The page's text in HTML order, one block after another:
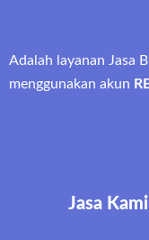
Adalah layanan Jasa
menggunakan akun
Jasa Kami